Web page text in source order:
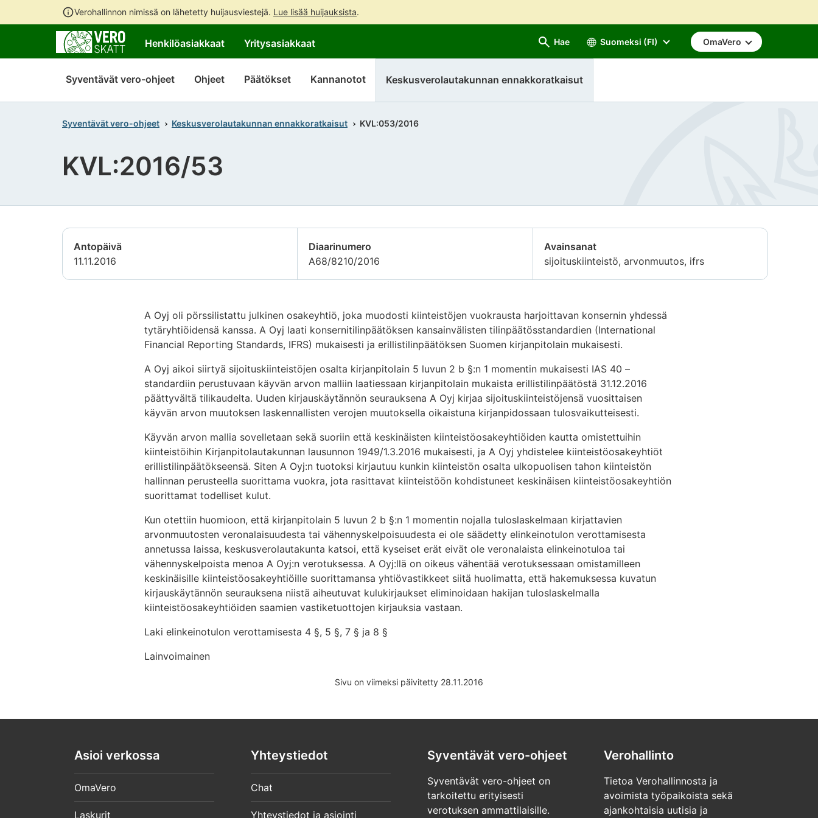
Verohallinnon nimissä on lähetetty huijausviestejä. Lue lisää huijauksista.
sisältöön
sivuston
hakuun
Henkilöasiakkaat Yritysasiakkaat Hae Suomeksi (FI) OmaVero
Syventävät vero-ohjeet Ohjeet Päätökset Kannanotot Keskusverolautakunnan ennakkoratkaisut
Syventävät vero-ohjeet Keskusverolautakunnan ennakkoratkaisut KVL:053/2016
KVL:2016/53
Antopäivä
11.11.2016
Diaarinumero
A68/8210/2016
Avainsanat
sijoituskiinteistö, arvonmuutos, ifrs
A Oyj oli pörssilistattu julkinen osakeyhtiö, joka muodosti kiinteistöjen vuokrausta harjoittavan konsernin yhdessä
tytäryhtiöidensä kanssa. A Oyj laati konsernitilinpäätöksen kansainvälisten tilinpäätösstandardien (International
Financial Reporting Standards, IFRS) mukaisesti ja erillistilinpäätöksen Suomen kirjanpitolain mukaisesti.
A Oyj aikoi siirtyä sijoituskiinteistöjen osalta kirjanpitolain 5 luvun 2 b §:n 1 momentin mukaisesti IAS 40 –
standardiin perustuvaan käyvän arvon malliin laatiessaan kirjanpitolain mukaista erillistilinpäätöstä 31.12.2016
päättyvältä tilikaudelta. Uuden kirjauskäytännön seurauksena A Oyj kirjaa sijoituskiinteistöjensä vuosittaisen
käyvän arvon muutoksen laskennallisten verojen muutoksella oikaistuna kirjanpidossaan tulosvaikutteisesti.
Käyvän arvon mallia sovelletaan sekä suoriin että keskinäisten kiinteistöosakeyhtiöiden kautta omistettuihin
kiinteistöihin Kirjanpitolautakunnan lausunnon 1949/1.3.2016 mukaisesti, ja A Oyj yhdistelee kiinteistöosakeyhtiöt
erillistilinpäätökseensä. Siten A Oyj:n tuotoksi kirjautuu kunkin kiinteistön osalta ulkopuolisen tahon kiinteistön
hallinnan perusteella suorittama vuokra, jota rasittavat kiinteistöön kohdistuneet keskinäisen kiinteistöosakeyhtiön
suorittamat todelliset kulut.
Kun otettiin huomioon, että kirjanpitolain 5 luvun 2 b §:n 1 momentin nojalla tuloslaskelmaan kirjattavien
arvonmuutosten veronalaisuudesta tai vähennyskelpoisuudesta ei ole säädetty elinkeinotulon verottamisesta
annetussa laissa, keskusverolautakunta katsoi, että kyseiset erät eivät ole veronalaista elinkeinotuloa tai
vähennyskelpoista menoa A Oyj:n verotuksessa. A Oyj:llä on oikeus vähentää verotuksessaan omistamilleen
keskinäisille kiinteistöosakeyhtiöille suorittamansa yhtiövastikkeet siitä huolimatta, että hakemuksessa kuvatun
kirjauskäytännön seurauksena niistä aiheutuvat kulukirjaukset eliminoidaan hakijan tuloslaskelmalla
kiinteistöosakeyhtiöiden saamien vastiketuottojen kirjauksia vastaan.
Laki elinkeinotulon verottamisesta 4 §, 5 §, 7 § ja 8 §
Lainvoimainen
Sivu on viimeksi päivitetty 28.11.2016
Asioi verkossa
OmaVero
Laskurit
Yhteystiedot
Chat
Yhteystiedot ja asiointi
Syventävät vero-ohjeet
Syventävät vero-ohjeet on
tarkoitettu erityisesti
verotuksen ammattilaisille.
Verohallinto
Tietoa Verohallinnosta ja
avoimista työpaikoista sekä
ajankohtaisia uutisia ja